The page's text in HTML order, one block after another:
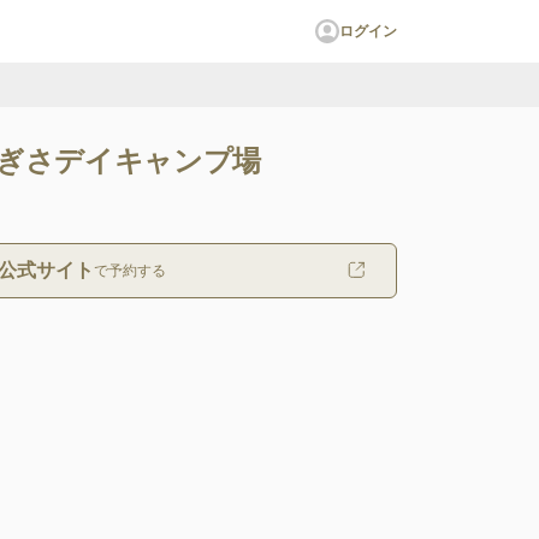
ログイン
さデイキャンプ場
式サイト で予約する